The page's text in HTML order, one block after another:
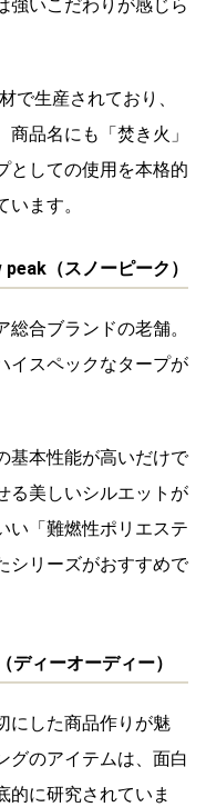
強いこだわりが感じら
で生産されており、
品名にも「焚き火」
としての使用を本格的
ます。
（スノーピーク）
合ブランドの老舗。
イスペックなタープが
基本性能が高いだけで
る美しいシルエットが
い「難燃性ポリエステ
シリーズがおすすめで
ィーオーディー）
にした商品作りが魅
グのアイテムは、面白
的に研究されていま